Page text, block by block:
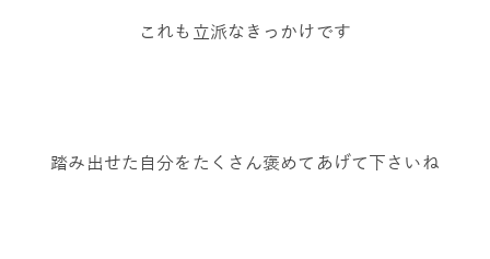
これも立派なきっかけです
踏み出せた自分をたくさん褒めてあげて下さいね